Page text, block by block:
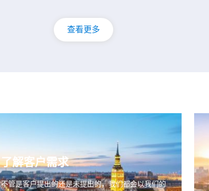
查看更多
了解客户需求
不管是客户提出的还是未提出的，我们都会以我们的